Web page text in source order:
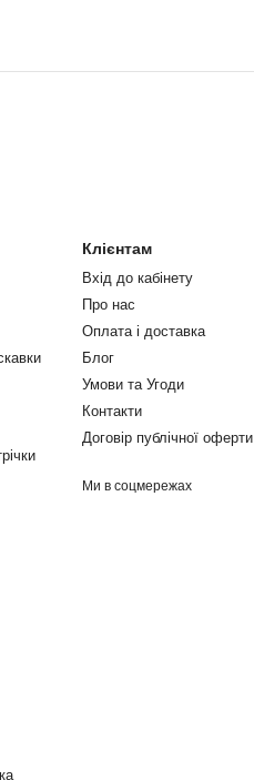
Клієнтам
Вхід до кабінету
Про нас
Оплата і доставка
Блог
Умови та Угоди
Контакти
Договір публічної оферти
Ми в соцмережах